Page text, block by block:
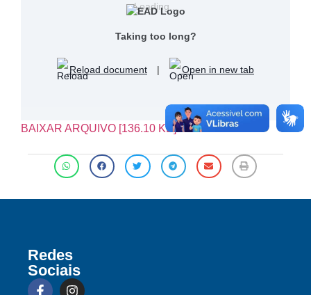
Loading...
Taking too long?
Reload document | Open in new tab
BAIXAR ARQUIVO [136.10 KB]
Redes
Sociais